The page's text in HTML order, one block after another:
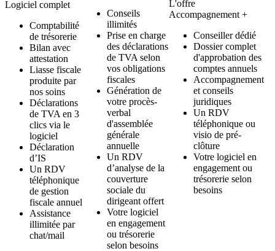
Logiciel complet
Comptabilité
de trésorerie
Bilan avec
attestation
Liasse fiscale
produite par
nos soins
Déclarations
de TVA en 3
clics via le
logiciel
Déclaration
d’IS
Un RDV
téléphonique
de gestion
fiscale annuel
Assistance
illimitée par
chat/mail
Conseils
illimités
Prise en charge
des déclarations
de TVA selon
vos obligations
fiscales
Génération de
votre procès-
verbal
d'assemblée
générale
annuelle
Un RDV
d’analyse de la
couverture
sociale du
dirigeant offert
Votre logiciel
en engagement
ou trésorerie
selon besoins
L'offre
Accompagnement +
Conseiller dédié
Dossier complet
d'approbation des
comptes annuels
Accompagnement
et conseils
juridiques
Un RDV
téléphonique ou
visio de pré-
clôture
Votre logiciel en
engagement ou
trésorerie selon
besoins